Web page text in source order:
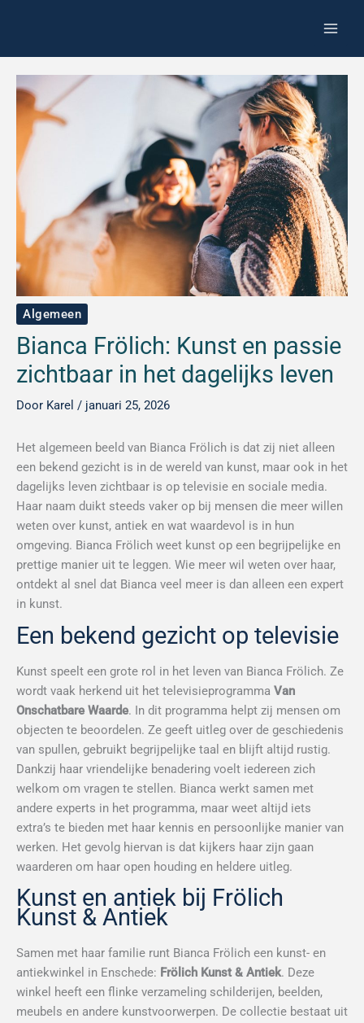
Algemeen
Bianca Frölich: Kunst en passie
zichtbaar in het dagelijks leven
Door Karel / januari 25, 2026
Het algemeen beeld van Bianca Frölich is dat zij niet alleen
een bekend gezicht is in de wereld van kunst, maar ook in het
dagelijks leven zichtbaar is op televisie en sociale media.
Haar naam duikt steeds vaker op bij mensen die meer willen
weten over kunst, antiek en wat waardevol is in hun
omgeving. Bianca Frölich weet kunst op een begrijpelijke en
prettige manier uit te leggen. Wie meer wil weten over haar,
ontdekt al snel dat Bianca veel meer is dan alleen een expert
in kunst.
Een bekend gezicht op televisie
Kunst speelt een grote rol in het leven van Bianca Frölich. Ze
wordt vaak herkend uit het televisieprogramma Van
Onschatbare Waarde. In dit programma helpt zij mensen om
objecten te beoordelen. Ze geeft uitleg over de geschiedenis
van spullen, gebruikt begrijpelijke taal en blijft altijd rustig.
Dankzij haar vriendelijke benadering voelt iedereen zich
welkom om vragen te stellen. Bianca werkt samen met
andere experts in het programma, maar weet altijd iets
extra’s te bieden met haar kennis en persoonlijke manier van
werken. Het gevolg hiervan is dat kijkers haar zijn gaan
waarderen om haar open houding en heldere uitleg.
Kunst en antiek bij Frölich
Kunst & Antiek
Samen met haar familie runt Bianca Frölich een kunst- en
antiekwinkel in Enschede: Frölich Kunst & Antiek. Deze
winkel heeft een flinke verzameling schilderijen, beelden,
meubels en andere kunstvoorwerpen. De collectie bestaat uit
e
e